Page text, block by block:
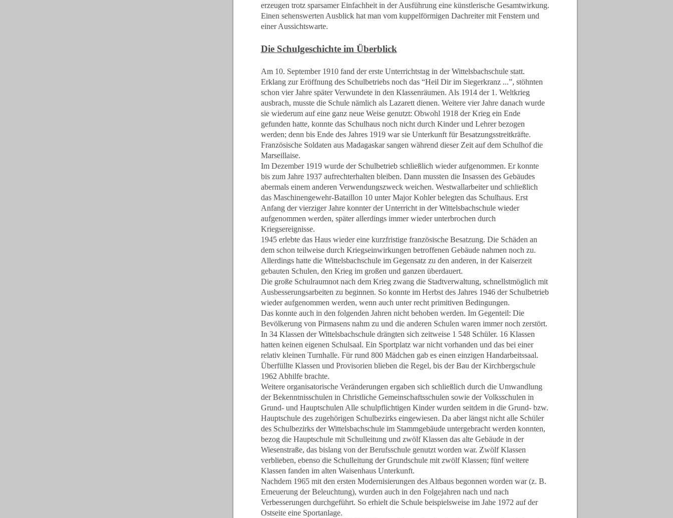
erzeugen trotz sparsamer Einfachheit in der Ausführung eine künstlerische Gesamtwirkung.
Einen sehenswerten Ausblick hat man vom kuppelförmigen Dachreiter mit Fenstern und
einer Aussichtswarte.
Die Schulgeschichte im Überblick
Am 10. September 1910 fand der erste Unterrichtstag in der Wittelsbachschule statt.
Erklang zur Eröffnung des Schulbetriebs noch das “Heil Dir im Siegerkranz ...”, stöhnten
schon vier Jahre später Verwundete in den Klassenräumen. Als 1914 der 1. Weltkrieg
ausbrach, musste die Schule nämlich als Lazarett dienen. Weitere vier Jahre danach wurde
sie wiederum auf eine ganz neue Weise genutzt: Obwohl 1918 der Krieg ein Ende
gefunden hatte, konnte das Schulhaus noch nicht durch Kinder und Lehrer bezogen
werden; denn bis Ende des Jahres 1919 war sie Unterkunft für Besatzungsstreitkräfte.
Französische Soldaten aus Madagaskar sangen während dieser Zeit auf dem Schulhof die
Marseillaise.
Im Dezember 1919 wurde der Schulbetrieb schließlich wieder aufgenommen. Er konnte
bis zum Jahre 1937 aufrechterhalten bleiben. Dann mussten die Insassen des Gebäudes
abermals einem anderen Verwendungszweck weichen. Westwallarbeiter und schließlich
das Maschinengewehr-Bataillon 10 unter Major Kohler belegten das Schulhaus. Erst
Anfang der vierziger Jahre konnter der Unterricht in der Wittelsbachschule wieder
aufgenommen werden, später allerdings immer wieder unterbrochen durch
Kriegsereignisse.
1945 erlebte das Haus wieder eine kurzfristige französische Besatzung. Die Schäden an
dem schon teilweise durch Kriegseinwirkungen betroffenen Gebäude nahmen noch zu.
Allerdings hatte die Wittelsbachschule im Gegensatz zu den anderen, in der Kaiserzeit
gebauten Schulen, den Krieg im großen und ganzen überdauert.
Die große Schulraumnot nach dem Krieg zwang die Stadtverwaltung, schnellstmöglich mit
Ausbesserungsarbeiten zu beginnen. So konnte im Herbst des Jahres 1946 der Schulbetrieb
wieder aufgenommen werden, wenn auch unter recht primitiven Bedingungen.
Das konnte auch in den folgenden Jahren nicht behoben werden. Im Gegenteil: Die
Bevölkerung von Pirmasens nahm zu und die anderen Schulen waren immer noch zerstört.
In 34 Klassen der Wittelsbachschule drängten sich zeitweise 1 548 Schüler. 16 Klassen
hatten keinen eigenen Schulsaal. Ein Sportplatz war nicht vorhanden und das bei einer
relativ kleinen Turnhalle. Für rund 800 Mädchen gab es einen einzigen Handarbeitssaal.
Überfüllte Klassen und Provisorien blieben die Regel, bis der Bau der Kirchbergschule
1962 Abhilfe brachte.
Weitere organisatorische Veränderungen ergaben sich schließlich durch die Umwandlung
der Bekenntnisschulen in Christliche Gemeinschaftsschulen sowie der Volksschulen in
Grund- und Hauptschulen Alle schulpflichtigen Kinder wurden seitdem in die Grund- bzw.
Hauptschule des zugehörigen Schulbezirks eingewiesen. Da aber längst nicht alle Schüler
des Schulbezirks der Wittelsbachschule im Stammgebäude untergebracht werden konnten,
bezog die Hauptschule mit Schulleitung und zwölf Klassen das alte Gebäude in der
Wiesenstraße, das bislang von der Berufsschule genutzt worden war. Zwölf Klassen
verblieben, ebenso die Schulleitung der Grundschule mit zwölf Klassen; fünf weitere
Klassen fanden im alten Waisenhaus Unterkunft.
Nachdem 1965 mit den ersten Modernisierungen des Altbaus begonnen worden war (z. B.
Erneuerung der Beleuchtung), wurden auch in den Folgejahren nach und nach
Verbesserungen durchgeführt. So erhielt die Schule beispielsweise im Jahe 1972 auf der
Ostseite eine Sportanlage.